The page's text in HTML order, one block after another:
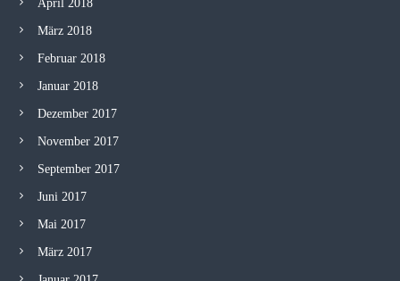
April 2018
März 2018
Februar 2018
Januar 2018
Dezember 2017
November 2017
September 2017
Juni 2017
Mai 2017
März 2017